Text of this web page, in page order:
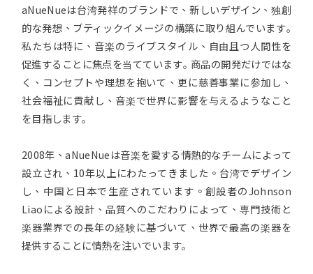
aNueNueは台湾発祥のブランドで、新しいデザイン、独創
的な発想、ブティックイメージの構築に取り組んでいます｡
私たちは特に、音楽のライブスタイル、自由且つ人間性を
促進することに焦点を当てています｡ 商品の開発だけではな
く、コンセプトや理想を抱いて、更に慈善事業に参加し、
社会福祉に貢献し、音楽で世界に影響を与えるようなこと
を目指します｡
2008年、aNueNueは音楽を愛する情熱的なチームによって
設立され、10年以上にわたってきました。台湾でデザイン
し、中国と日本で生産されています。創設者のJohnson
Liaoによる設計、品質へのこだわりによって、専門技術と
楽器業界での長年の経験に基づいて、世界で最高の楽器を
提供することに情熱を注いでいます｡